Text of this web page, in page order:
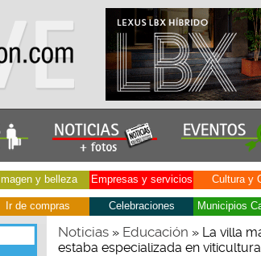
Imagen y belleza Empresas y servicios Cultura y
Ir de compras Celebraciones Municipios
Noticias» Educación » La villa
estaba especializada en viticultura